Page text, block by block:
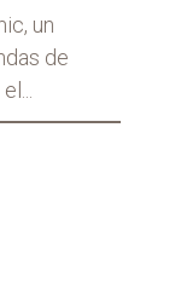
un
de